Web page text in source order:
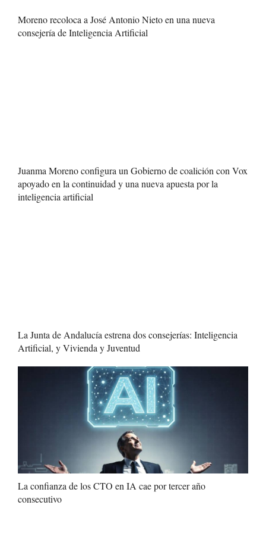
Moreno recoloca a José Antonio Nieto en una nueva
consejería de Inteligencia Artificial
Juanma Moreno configura un Gobierno de coalición con Vox
apoyado en la continuidad y una nueva apuesta por la
inteligencia artificial
La Junta de Andalucía estrena dos consejerías: Inteligencia
Artificial, y Vivienda y Juventud
La confianza de los CTO en IA cae por tercer año
consecutivo